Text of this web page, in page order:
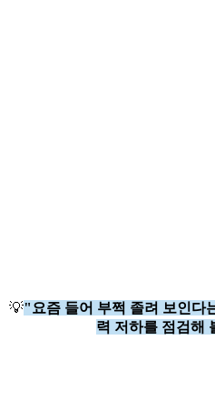
💡"요즘 들어 부쩍 졸려 보인다
력 저하를 점검해